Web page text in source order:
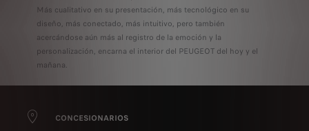
Más cualitativo en su presentación, más tecnológico en su
diseño, más conectado, más intuitivo, pero también
acercándose aún más al registro de la emoción y la
personalización, encarna el interior del PEUGEOT del hoy y el
mañana.
CONCESIONARIOS